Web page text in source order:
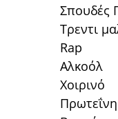
Σπουδές
Τρεντι
Rap
Αλκοόλ
Χοιρινό